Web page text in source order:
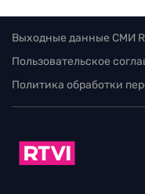
Выходные данные СМИ
Пользовательское
Политика обработки